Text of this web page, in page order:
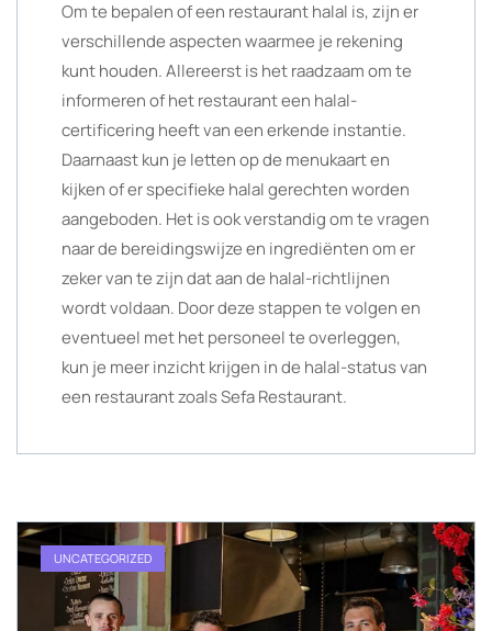
Om te bepalen of een restaurant halal is, zijn er
verschillende aspecten waarmee je rekening
kunt houden. Allereerst is het raadzaam om te
informeren of het restaurant een halal-
certificering heeft van een erkende instantie.
Daarnaast kun je letten op de menukaart en
kijken of er specifieke halal gerechten worden
aangeboden. Het is ook verstandig om te vragen
naar de bereidingswijze en ingrediënten om er
zeker van te zijn dat aan de halal-richtlijnen
wordt voldaan. Door deze stappen te volgen en
eventueel met het personeel te overleggen,
kun je meer inzicht krijgen in de halal-status van
een restaurant zoals Sefa Restaurant.
UNCATEGORIZED